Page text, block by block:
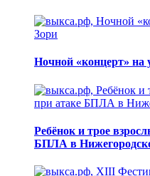
Ночной «концерт» на
Ребёнок и трое
БПЛА в